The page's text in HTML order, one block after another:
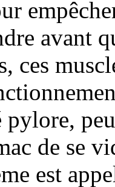
avant
ces
pylore,
de se
est